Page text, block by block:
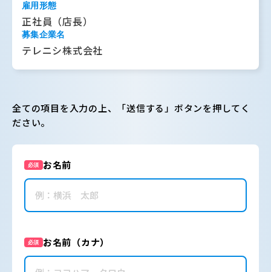
雇用形態
正社員（店長）
募集企業名
テレニシ株式会社
全ての項目を入力の上、「送信する」ボタンを押してく
ださい。
必須 お名前
必須 お名前（カナ）